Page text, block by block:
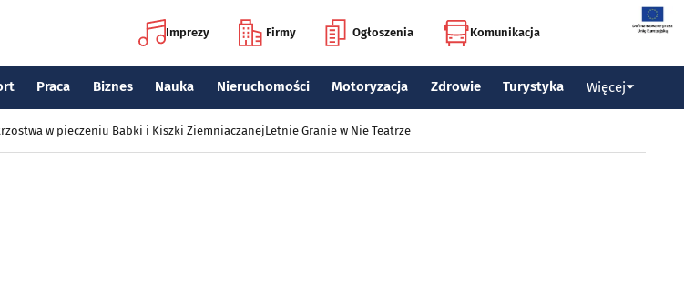
Imprezy Firmy Ogłoszenia Komunikacja
Praca Biznes Nauka Nieruchomości Motoryzacja Zdrowie Turystyka Więcej
w pieczeniu Babki i Kiszki ZiemniaczanejLetnie Granie w Nie Teatrze